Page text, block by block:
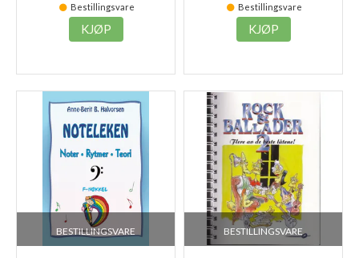
Bestillingsvare
KJØP
Bestillingsvare
KJØP
BESTILLINGSVARE BESTILLINGSVARE